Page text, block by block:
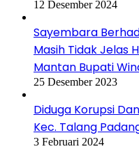
12 Desember 2024
Sayembara
Masih Tidak Jelas
Mantan Bupati
25 Desember 2023
Diduga Korupsi
Kec. Talang
3 Februari 2024